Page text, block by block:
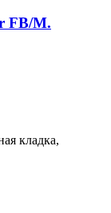
FB/M.
кладка,